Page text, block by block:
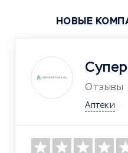
НОВЫЕ
Отзывы
Аптеки